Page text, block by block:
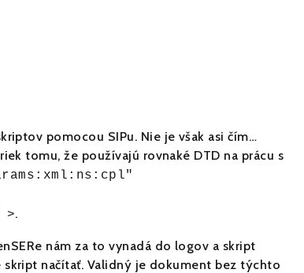
pomocou SIPu. Nie je však asi čím…
tomu, že používajú rovnaké DTD na prácu s
>.
nám za to vynadá do logov a skript
načítať. Validný je dokument bez týchto